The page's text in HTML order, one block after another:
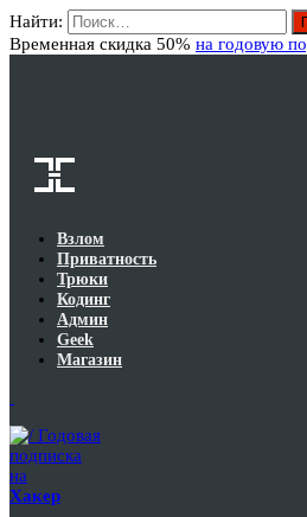
Найти:
Временная скидка 50% на годовую
Взлом
Приватность
Трюки
Кодинг
Админ
Geek
Магазин
Годовая
подписка
на
Хакер